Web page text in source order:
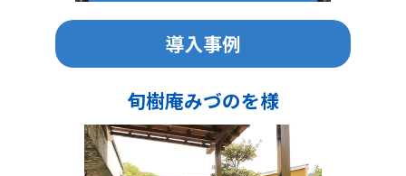
導入事例
旬樹庵みづのを様